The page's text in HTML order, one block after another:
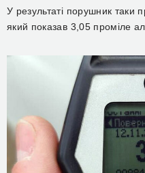
У результаті порушник таки
який показав 3,05 проміле